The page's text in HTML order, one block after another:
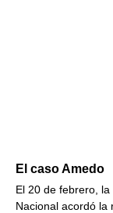
El caso Amedo
El 20 de febrero,
Nacional acordó la